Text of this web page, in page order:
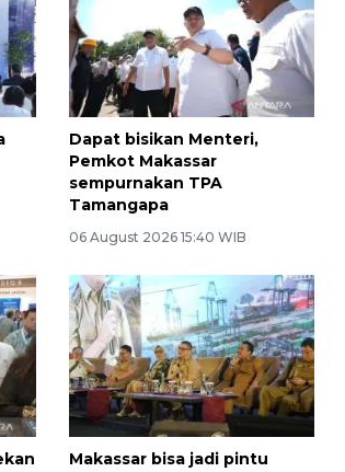
Dapat bisikan Menteri,
Pemkot Makassar
sempurnakan TPA
Tamangapa
06 August 2026 15:40 WIB
Makassar bisa jadi pintu